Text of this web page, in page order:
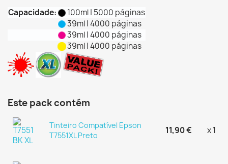
Capacidade:
100ml | 5000 páginas
39ml | 4000 páginas
39ml | 4000 páginas
39ml | 4000 páginas
Este pack contém
Tinteiro Compatível Epson
T7551XL Preto
11,90 € x 1